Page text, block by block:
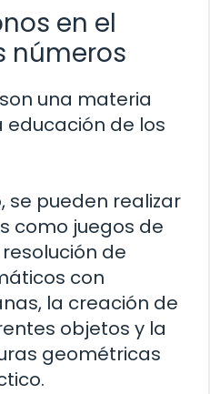
en el
números
una materia
de los
se pueden realizar
como juegos de
de
con
la creación de
objetos y la
geométricas